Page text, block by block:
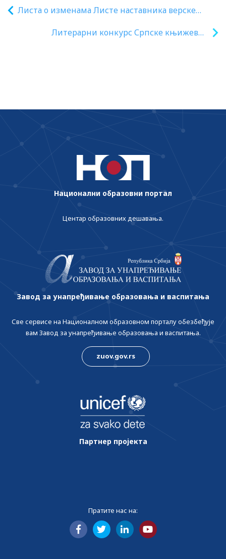
Листа о изменама Листе наставника верске
Литерарни конкурс Српске књижевне
Национални образовни портал
Центар образовних дешавања.
Завод за унапређивање образовања и васпитања
Све сервисе на Националном образовном порталу обезбеђује
вам Завод за унапређивање образовања и васпитања.
zuov.gov.rs
Партнер пројекта
Пратите нас на: